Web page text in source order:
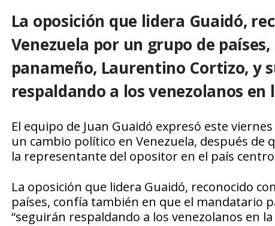
La oposición que lidera Guaidó,
Venezuela por un grupo de
panameño, Laurentino Cortizo, y
respaldando a los venezolanos
El equipo de Juan Guaidó expresó este
un cambio político en Venezuela, después
la representante del opositor en el país
La oposición que lidera Guaidó, reconocido
países, confía también en que el mandatario
“seguirán respaldando a los venezolanos en